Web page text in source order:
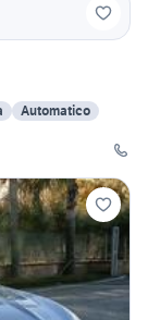
Automatico